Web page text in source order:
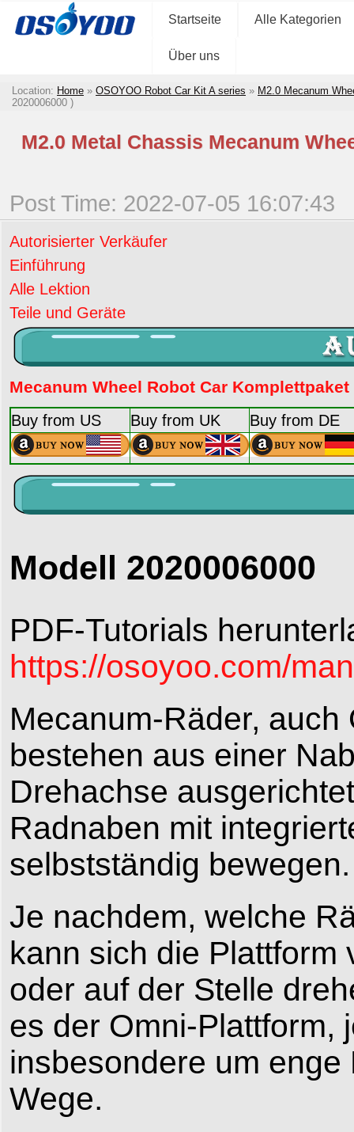
Startseite Alle Kategorien
Über uns
Location: Home » OSOYOO Robot Car Kit A series » M2.0 Mecanum
2020006000 )
M2.0 Metal Chassis Mecanum
Post Time: 2022-07-05 16:07:43
Autorisierter Verkäufer
Einführung
Alle Lektion
Teile und Geräte
Mecanum Wheel Robot Car
Buy from US Buy from UK Buy from DE
Modell 2020006000
PDF-Tutorials
https://osoyoo.com/
Mecanum-Räder,
bestehen aus einer
Drehachse
Radnaben mit
selbstständig bewegen.
Je nachdem, welche
kann sich die
oder auf der Stelle
es der Omni-Plattform,
insbesondere um
Wege.